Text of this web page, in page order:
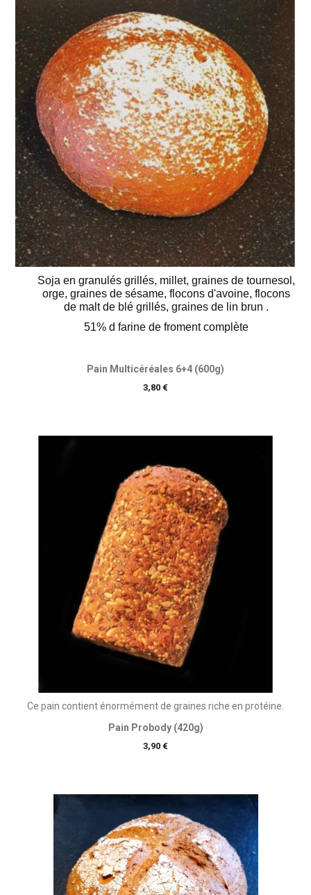
Soja en granulés grillés, millet, graines de tournesol,
orge, graines de sésame, flocons d'avoine, flocons
de malt de blé grillés, graines de lin brun .
51% d farine de froment complète
Pain Multicéréales 6+4 (600g)
Prix
3,80 €
Ce pain contient énormément de graines riche en protéine.
Pain Probody (420g)
Prix
3,90 €